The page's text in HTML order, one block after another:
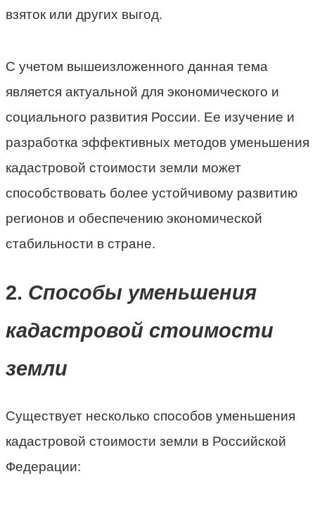
взяток или других выгод.
С учетом вышеизложенного данная тема
является актуальной для экономического и
социального развития России. Ее изучение и
разработка эффективных методов уменьшения
кадастровой стоимости земли может
способствовать более устойчивому развитию
регионов и обеспечению экономической
стабильности в стране.
2. Способы уменьшения
кадастровой стоимости
земли
Существует несколько способов уменьшения
кадастровой стоимости земли в Российской
Федерации: